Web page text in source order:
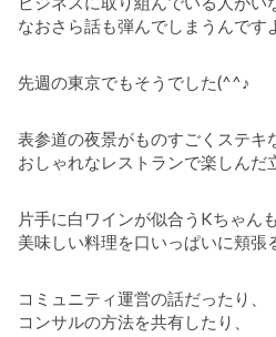
なおさら話も弾んでしまうんです
先週の東京でもそうでした(^^♪
表参道の夜景がものすごくステキ
おしゃれなレストランで楽しんだ
片手に白ワインが似合うKちゃん
美味しい料理を口いっぱいに頬張
コミュニティ運営の話だったり、
コンサルの方法を共有したり、